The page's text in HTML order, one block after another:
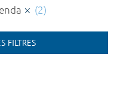
(2)
FILTRES